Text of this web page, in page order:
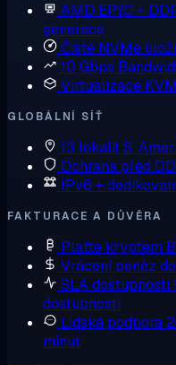
AMD EPYC +
generace
Čisté NVMe
10 Gbps
Virtualizace KVM
GLOBÁLNÍ SÍŤ
13 lokalitS.
Ochrana před
IPv6 +
FAKTURACE A DŮVĚRA
Plaťte kryptem
Vrácení peněz
SLA dostupnosti
dostupnosti
Lidská podpora
minut